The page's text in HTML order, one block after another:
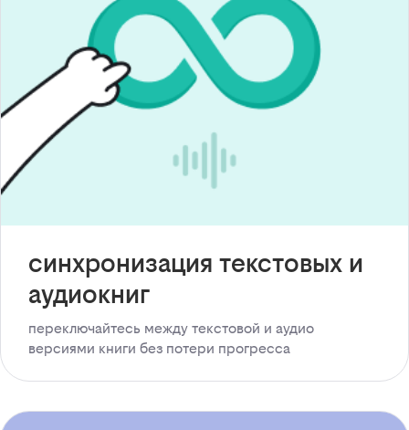
синхронизация текстовых и
аудиокниг
переключайтесь между текстовой и аудио
версиями книги без потери прогресса